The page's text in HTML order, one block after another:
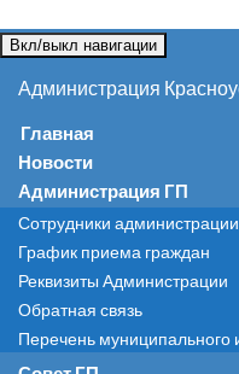
Вкл/выкл навигации
Администрация
Главная
Новости
Администрация ГП
Сотрудники администрации
График приема граждан
Реквизиты Администрации
Обратная связь
Перечень муниципального